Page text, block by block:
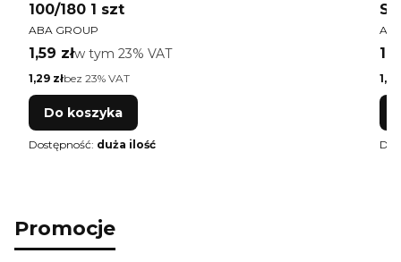
100/180 1 szt
PRODUCENT
ABA GROUP
Cena brutto
1,59 złw tym %s VAT
w tym 23% VAT
Cena netto
1,29 złbez 23% VAT
Do koszyka
Dostępność: duża ilość
Promocje